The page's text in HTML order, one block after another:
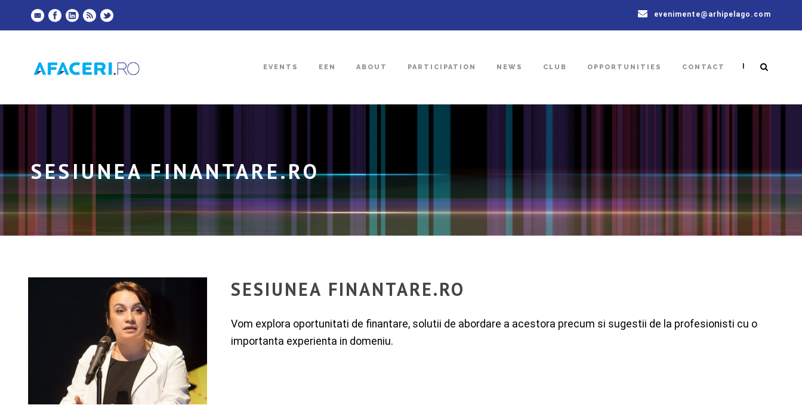
evenimente@arhipelago.com
EVENTS EEN ABOUT PARTICIPATION NEWS CLUB OPPORTUNITIES CONTACT |
SESIUNEA FINANTARE.RO
SESIUNEA FINANTARE.RO
Vom explora oportunitati de finantare, solutii de abordare a acestora precum si sugestii de la profesionisti cu o
importanta experienta in domeniu.